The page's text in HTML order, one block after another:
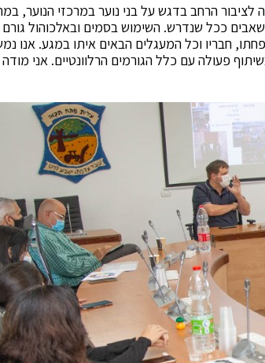
לציבור הרחב בדגש על בני נוער במרכזי הנוער,
ככל שנדרש. השימוש בסמים ובאלכוהול גורם
חבריו וכל המעגלים הבאים איתו במגע. אנו
פעולה עם כלל הגורמים הרלוונטיים. אני